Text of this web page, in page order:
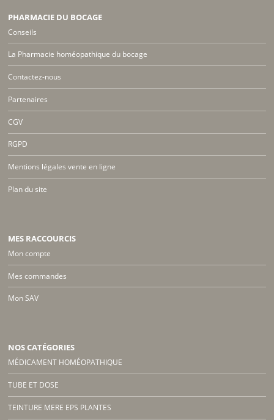
PHARMACIE DU BOCAGE
Conseils
La Pharmacie homéopathique du bocage
Contactez-nous
Partenaires
CGV
RGPD
Mentions légales vente en ligne
Plan du site
MES RACCOURCIS
Mon compte
Mes commandes
Mon SAV
NOS CATÉGORIES
MÉDICAMENT HOMÉOPATHIQUE
TUBE ET DOSE
TEINTURE MERE EPS PLANTES